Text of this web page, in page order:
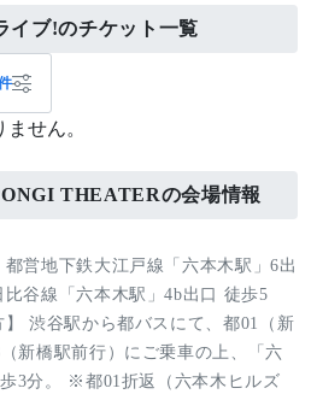
イブ!のチケット一覧
せん。
THEATERの会場情報
都営地下鉄大江戸線「六本木駅」6出
谷線「六本木駅」4b出口 徒歩5
渋谷駅から都バスにて、都01（新
新橋駅前行）にご乗車の上、「六
3分。 ※都01折返（六本木ヒルズ